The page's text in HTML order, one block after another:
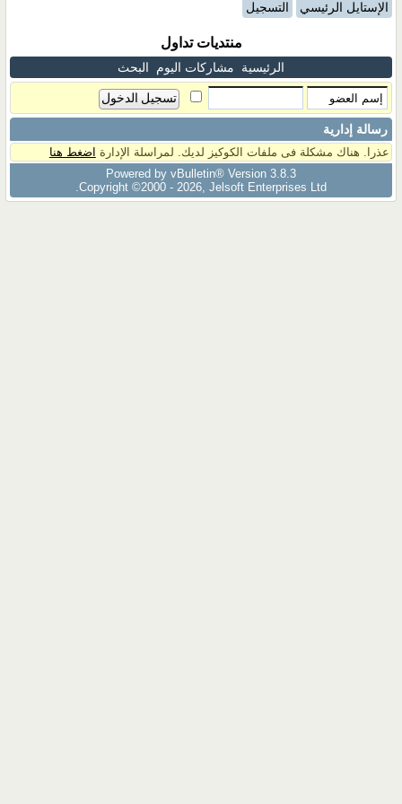
الإستايل الرئيسي التسجيل
منتديات تداول
الرئيسية مشاركات اليوم البحث
رسالة إدارية
عذرا. هناك مشكلة فى ملفات الكوكيز لديك. لمراسلة الإدارة اضغط هنا
Powered by vBulletin® Version 3.8.3
Copyright ©2000 - 2026, Jelsoft Enterprises Ltd.